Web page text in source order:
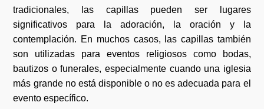
tradicionales, las capillas pueden ser lugares
significativos para la adoración, la oración y la
contemplación. En muchos casos, las capillas también
son utilizadas para eventos religiosos como bodas,
bautizos o funerales, especialmente cuando una iglesia
más grande no está disponible o no es adecuada para el
evento específico.